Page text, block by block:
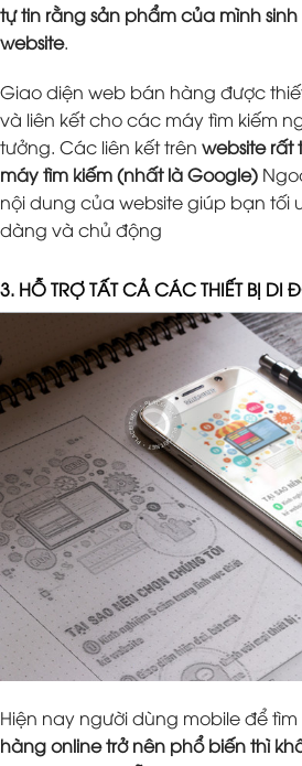
tự tin rằng sản phẩm của mình
website.
Giao diện web bán hàng được
và liên kết cho các máy tìm kiếm
tưởng. Các liên kết trên website rất
máy tìm kiếm (nhất là Google)
nội dung của website giúp bạn tối
dàng và chủ động
3. HỖ TRỢ TẤT CẢ CÁC THIẾT BỊ DI
Hiện nay người dùng mobile để
hàng online trở nên phổ biến thì